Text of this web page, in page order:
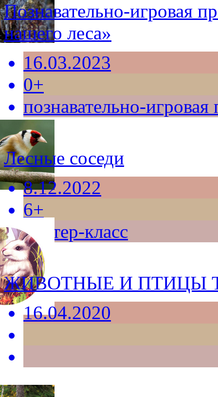
Познавательно-игровая
нашего леса»
16.03.2023
0+
познавательно-
Лесные соседи
8.12.2022
6+
мастер-класс
ЖИВОТНЫЕ И ПТИЦЫ
16.04.2020